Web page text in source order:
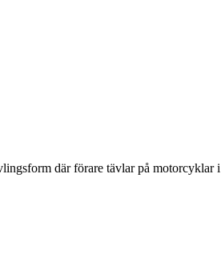
där förare tävlar på